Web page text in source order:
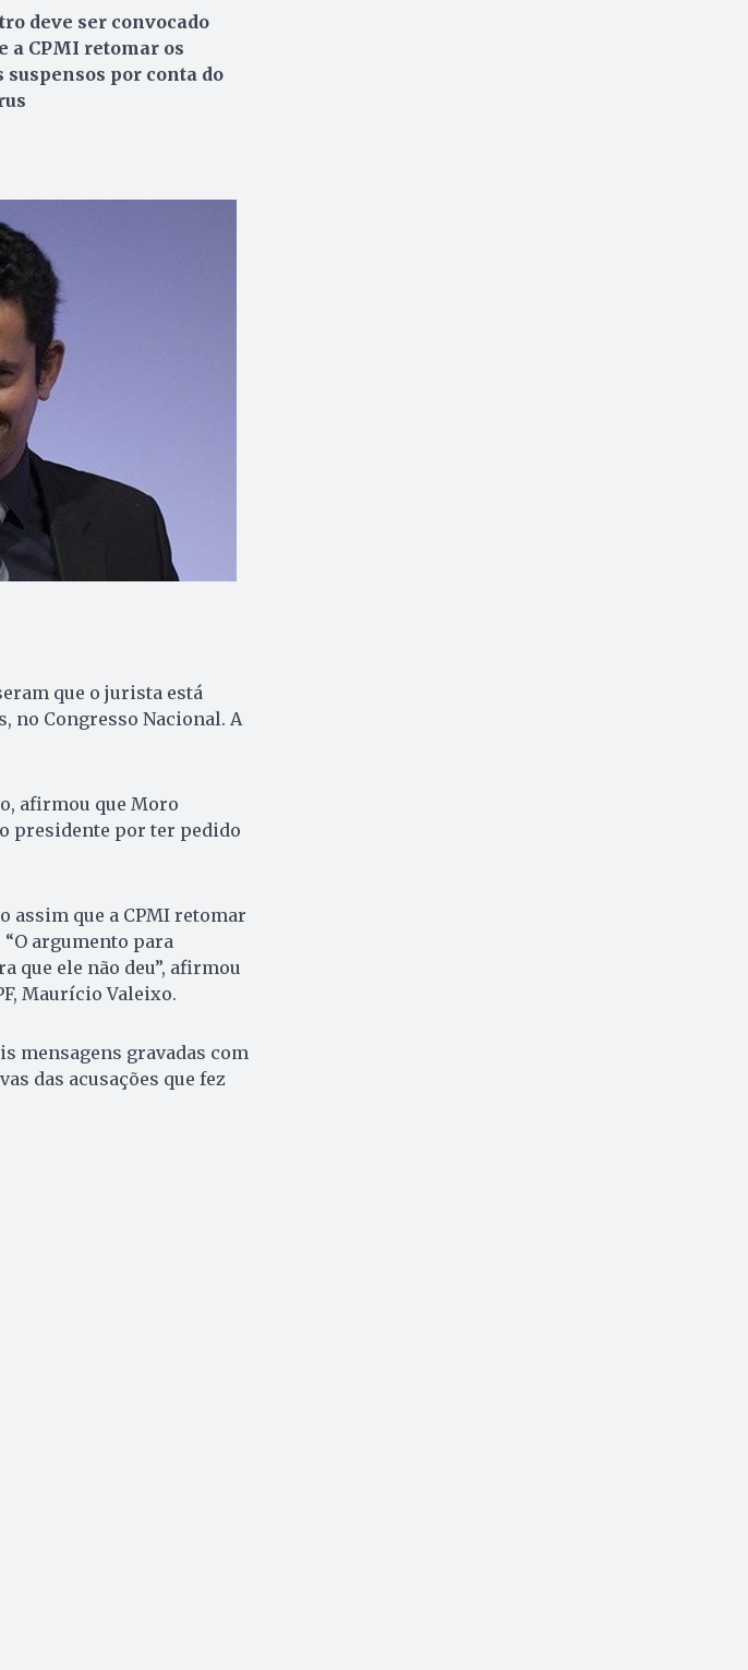
deve ser convocado
a CPMI retomar os
por conta do
que o jurista está
no Congresso Nacional. A
afirmou que Moro
presidente por ter pedido
assim que a CPMI retomar
argumento para
que ele não deu”, afirmou
Maurício Valeixo.
mensagens gravadas com
das acusações que fez